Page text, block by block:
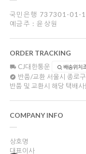
국민은행 737301-01-
예금주 : 윤상원
ORDER TRACKING
CJ대한통운 배송위치
반품/교환 서울시 종로
반품 및 교환시 해당 택배
COMPANY INFO
상호명
대표이사